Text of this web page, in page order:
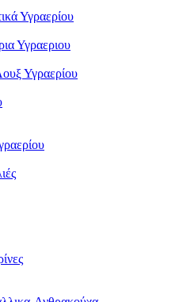
Υγραερίου
Υγραεριου
Υγραερίου